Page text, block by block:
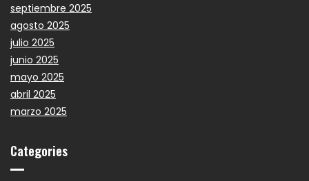
septiembre 2025
agosto 2025
julio 2025
junio 2025
mayo 2025
abril 2025
marzo 2025
Categories